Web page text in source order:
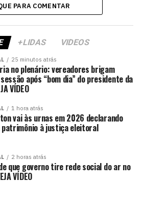
PARA COMENTAR
+LIDAS VIDEOS
25 minutos atrás
no plenário: vereadores brigam
após “bom dia” do presidente da
VÍDEO
1 hora atrás
vai às urnas em 2026 declarando
patrimônio à justiça eleitoral
2 horas atrás
que governo tire rede social do ar no
VÍDEO